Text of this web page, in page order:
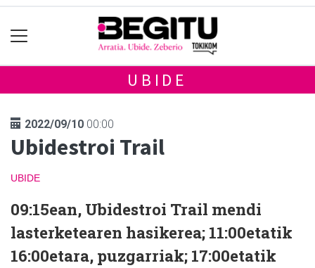
UBIDE
2022/09/10 00:00
Ubidestroi Trail
UBIDE
09:15ean, Ubidestroi Trail mendi
lasterketearen hasikerea; 11:00etatik
16:00etara, puzgarriak; 17:00etatik